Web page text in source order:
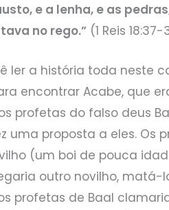
e a lenha, e as
no rego.” (1 Reis 18:37-
ler a história toda neste
encontrar Acabe, que
profetas do falso deus
uma proposta a eles. Os
(um boi de pouca
outro novilho,
profetas de Baal